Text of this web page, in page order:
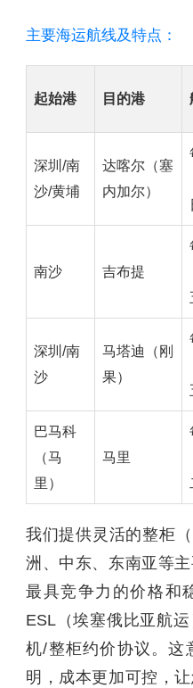
主要海运航线及特点：
起始港 目的港
深圳/南
沙/黄埔
达喀尔（塞
内加尔）
南沙 吉布提
深圳/南
沙
马塔迪（刚
果）
巴马科
（马
里）
马里
我们提供灵活的整柜
洲、中东、东南亚等
最具竞争力的价格和
ESL（埃塞俄比亚航
机/整柜约价协议。这
明，成本更加可控，